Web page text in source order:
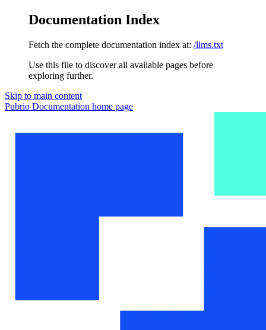
Documentation Index
Fetch the complete documentation index at: /llms.txt
Use this file to discover all available pages before
exploring further.
Skip to main content
Pubrio Documentation home page